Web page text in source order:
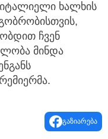
ხალხის
ჩვენ
მინდა
გაზიარება